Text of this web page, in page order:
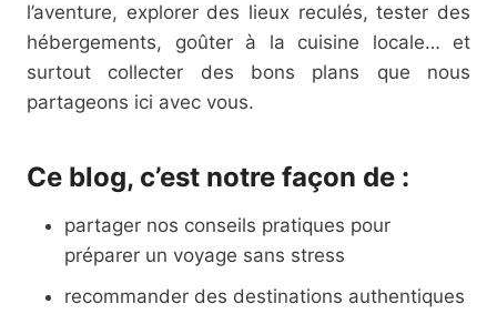
l’aventure, explorer des lieux reculés, tester des
hébergements, goûter à la cuisine locale… et
surtout collecter des bons plans que nous
partageons ici avec vous.
Ce blog, c’est notre façon de :
partager nos conseils pratiques pour
préparer un voyage sans stress
recommander des destinations authentiques